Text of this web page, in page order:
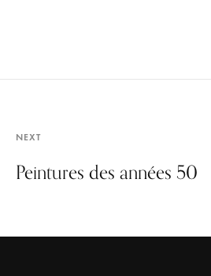
NEXT
Peintures des années 50